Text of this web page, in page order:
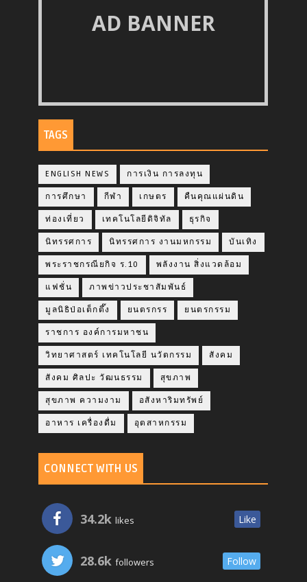
AD BANNER
TAGS
ENGLISH NEWS การเงิน การลงทุน
การศึกษา กีฬา เกษตร คืนคุณแผ่นดิน
ท่องเที่ยว เทคโนโลยีดิจิทัล ธุรกิจ
นิทรรศการ นิทรรศการ งานมหกรรม บันเทิง
พระราชกรณียกิจ ร.10 พลังงาน สิ่งแวดล้อม
แฟชั่น ภาพข่าวประชาสัมพันธ์
มูลนิธิป่อเต็กตึ๊ง ยนตรกรร ยนตรกรรม
ราชการ องค์การมหาชน
วิทยาศาสตร์ เทคโนโลยี นวัตกรรม สังคม
สังคม ศิลปะ วัฒนธรรม สุขภาพ
สุขภาพ ความงาม อสังหาริมทรัพย์
อาหาร เครื่องดื่ม อุตสาหกรรม
CONNECT WITH US
34.2k likes Like
28.6k followers Follow